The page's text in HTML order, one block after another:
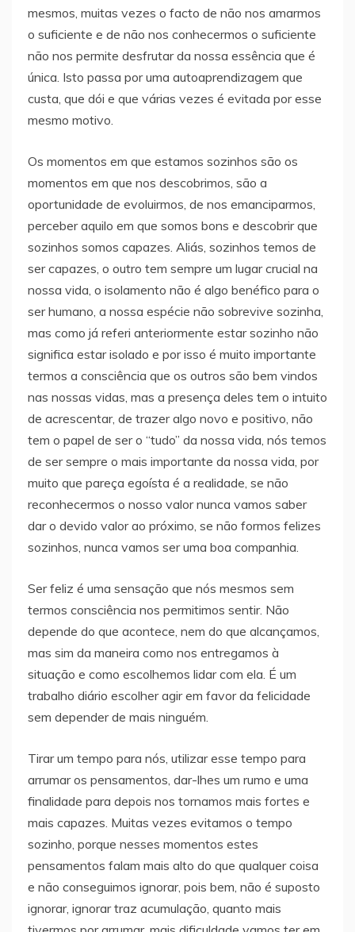
mesmos, muitas vezes o facto de não nos amarmos
o suficiente e de não nos conhecermos o suficiente
não nos permite desfrutar da nossa essência que é
única. Isto passa por uma autoaprendizagem que
custa, que dói e que várias vezes é evitada por esse
mesmo motivo.
Os momentos em que estamos sozinhos são os
momentos em que nos descobrimos, são a
oportunidade de evoluirmos, de nos emanciparmos,
perceber aquilo em que somos bons e descobrir que
sozinhos somos capazes. Aliás, sozinhos temos de
ser capazes, o outro tem sempre um lugar crucial na
nossa vida, o isolamento não é algo benéfico para o
ser humano, a nossa espécie não sobrevive sozinha,
mas como já referi anteriormente estar sozinho não
significa estar isolado e por isso é muito importante
termos a consciência que os outros são bem vindos
nas nossas vidas, mas a presença deles tem o intuito
de acrescentar, de trazer algo novo e positivo, não
tem o papel de ser o “tudo” da nossa vida, nós temos
de ser sempre o mais importante da nossa vida, por
muito que pareça egoísta é a realidade, se não
reconhecermos o nosso valor nunca vamos saber
dar o devido valor ao próximo, se não formos felizes
sozinhos, nunca vamos ser uma boa companhia.
Ser feliz é uma sensação que nós mesmos sem
termos consciência nos permitimos sentir. Não
depende do que acontece, nem do que alcançamos,
mas sim da maneira como nos entregamos à
situação e como escolhemos lidar com ela. É um
trabalho diário escolher agir em favor da felicidade
sem depender de mais ninguém.
Tirar um tempo para nós, utilizar esse tempo para
arrumar os pensamentos, dar-lhes um rumo e uma
finalidade para depois nos tornamos mais fortes e
mais capazes. Muitas vezes evitamos o tempo
sozinho, porque nesses momentos estes
pensamentos falam mais alto do que qualquer coisa
e não conseguimos ignorar, pois bem, não é suposto
ignorar, ignorar traz acumulação, quanto mais